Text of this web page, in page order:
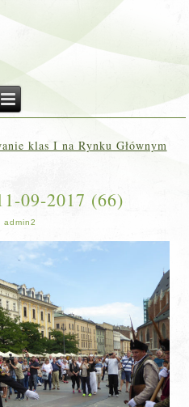
klas I na Rynku Głównym
09-2017 (66)
admin2